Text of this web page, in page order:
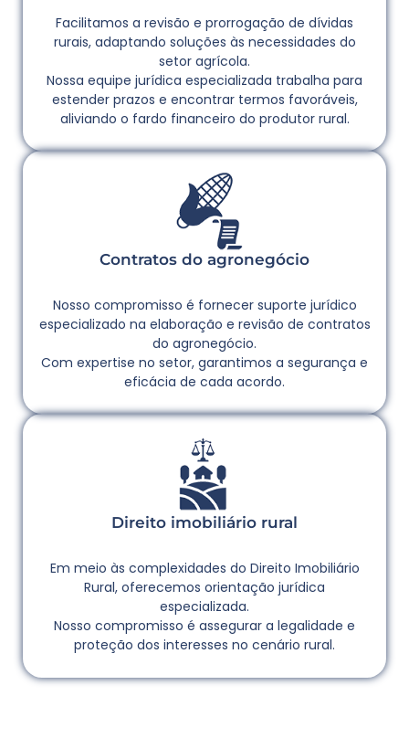
Facilitamos a revisão e prorrogação de dívidas
rurais, adaptando soluções às necessidades do
setor agrícola.
Nossa equipe jurídica especializada trabalha para
estender prazos e encontrar termos favoráveis,
aliviando o fardo financeiro do produtor rural.
Contratos do agronegócio
Nosso compromisso é fornecer suporte jurídico
especializado na elaboração e revisão de contratos
do agronegócio.
Com expertise no setor, garantimos a segurança e
eficácia de cada acordo.
Direito imobiliário rural
Em meio às complexidades do Direito Imobiliário
Rural, oferecemos orientação jurídica
especializada.
Nosso compromisso é assegurar a legalidade e
proteção dos interesses no cenário rural.